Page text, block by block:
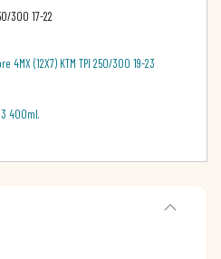
300 17-22
4MX (12X7) KTM TPI 250/300 19-23
400ml.